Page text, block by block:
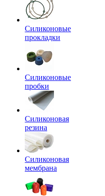
Силиконовые
прокладки
Силиконовые
пробки
Силиконовая
резина
Силиконовая
мембрана